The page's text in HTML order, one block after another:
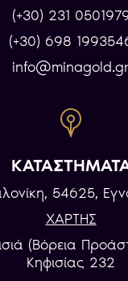
(+30) 231
(+30) 698
54625,
ΧΑΡΤΗΣ
(Βόρεια
Κηφισίας 232